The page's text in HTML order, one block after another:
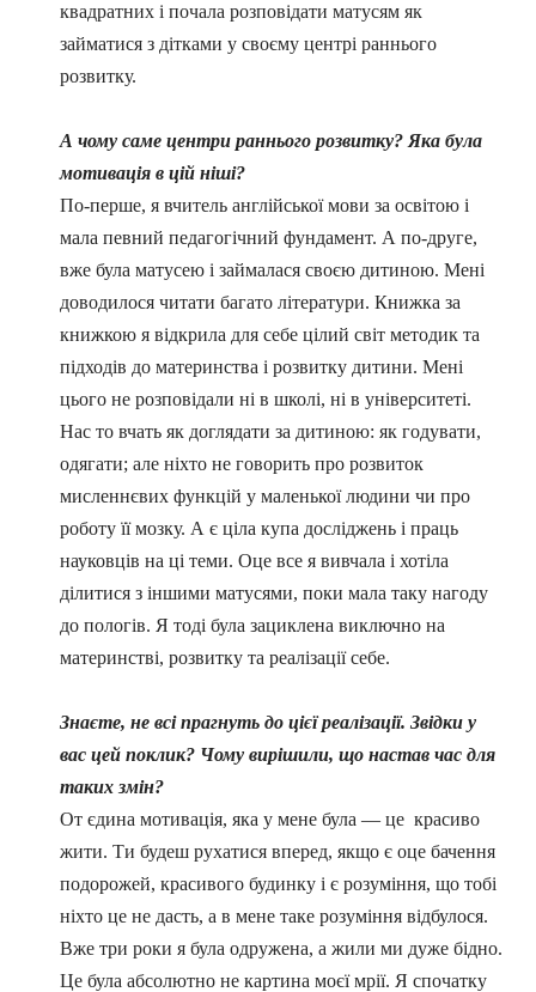
квадратних і почала розповідати матусям як
займатися з дітками у своєму центрі раннього
розвитку.
А чому саме центри раннього розвитку? Яка була
мотивація в цій ніші?
По-перше, я вчитель англійської мови за освітою і
мала певний педагогічний фундамент. А по-друге,
вже була матусею і займалася своєю дитиною. Мені
доводилося читати багато літератури. Книжка за
книжкою я відкрила для себе цілий світ методик та
підходів до материнства і розвитку дитини. Мені
цього не розповідали ні в школі, ні в університеті.
Нас то вчать як доглядати за дитиною: як годувати,
одягати; але ніхто не говорить про розвиток
мисленнєвих функцій у маленької людини чи про
роботу її мозку. А є ціла купа досліджень і праць
науковців на ці теми. Оце все я вивчала і хотіла
ділитися з іншими матусями, поки мала таку нагоду
до пологів. Я тоді була зациклена виключно на
материнстві, розвитку та реалізації себе.
Знаєте, не всі прагнуть до цієї реалізації. Звідки у
вас цей поклик? Чому вирішили, що настав час для
таких змін?
От єдина мотивація, яка у мене була — це красиво
жити. Ти будеш рухатися вперед, якщо є оце бачення
подорожей, красивого будинку і є розуміння, що тобі
ніхто це не дасть, а в мене таке розуміння відбулося.
Вже три роки я була одружена, а жили ми дуже бідно.
Це була абсолютно не картина моєї мрії. Я спочатку